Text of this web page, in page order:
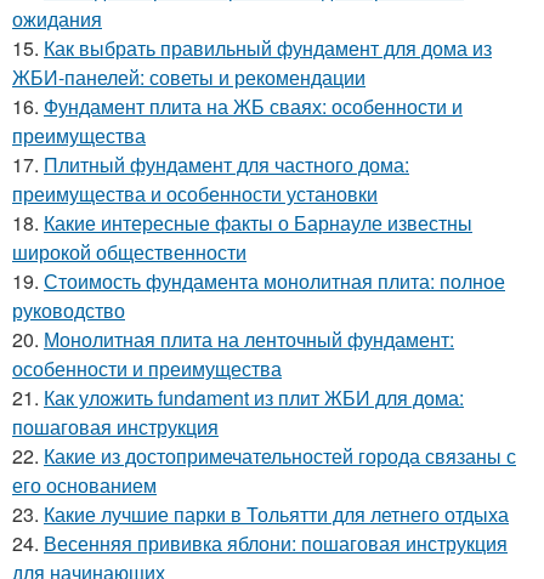
ожидания
15. Как выбрать правильный фундамент для дома из
ЖБИ-панелей: советы и рекомендации
16. Фундамент плита на ЖБ сваях: особенности и
преимущества
17. Плитный фундамент для частного дома:
преимущества и особенности установки
18. Какие интересные факты о Барнауле известны
широкой общественности
19. Стоимость фундамента монолитная плита: полное
руководство
20. Монолитная плита на ленточный фундамент:
особенности и преимущества
21. Как уложить fundament из плит ЖБИ для дома:
пошаговая инструкция
22. Какие из достопримечательностей города связаны с
его основанием
23. Какие лучшие парки в Тольятти для летнего отдыха
24. Весенняя прививка яблони: пошаговая инструкция
для начинающих